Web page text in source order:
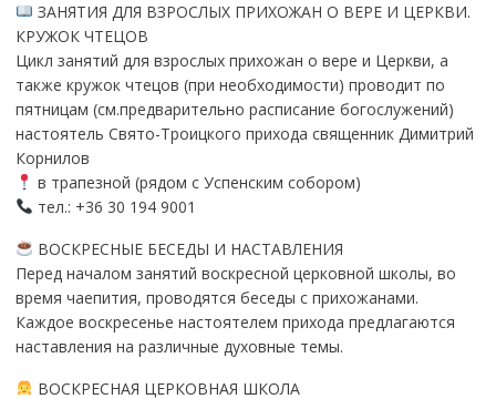
ЗАНЯТИЯ ДЛЯ ВЗРОСЛЫХ ПРИХОЖАН О ВЕРЕ И ЦЕРКВИ.
КРУЖОК ЧТЕЦОВ
Цикл занятий для взрослых прихожан о вере и Церкви, а
также кружок чтецов (при необходимости) проводит по
пятницам (см.предварительно расписание богослужений)
настоятель Свято-Троицкого прихода священник Димитрий
Корнилов
в трапезной (рядом с Успенским собором)
тел.: +36 30 194 9001
ВОСКРЕСНЫЕ БЕСЕДЫ И НАСТАВЛЕНИЯ
Перед началом занятий воскресной церковной школы, во
время чаепития, проводятся беседы с прихожанами.
Каждое воскресенье настоятелем прихода предлагаются
наставления на различные духовные темы.
ВОСКРЕСНАЯ ЦЕРКОВНАЯ ШКОЛА